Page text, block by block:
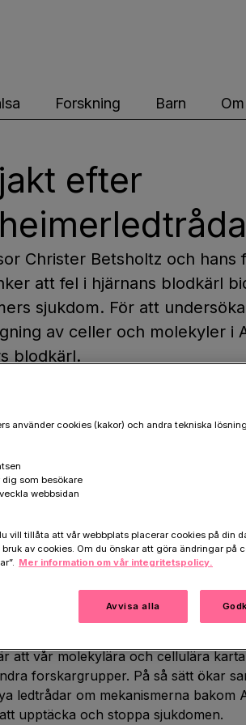
Forskning Barn
efter
Christer Betsholtz och hans
att fel i hjärnans blodkärl
sjukdom. För att
av celler och molekyler i
blodkärl.
blodkärlssystem transporterar förstås
men det bidrar också till att föra bort
så kallade blod-hjärnbarriären
in i hjärnan. En störning i detta
hypotes är att fel i
sjukdom. För att undersöka
av celler och molekyler i
skapa en karta som kan jämföras
Vi arbetar nu hårt med att
att vår molekylära och cellulära
forskargrupper. På så sätt ökar
ledtrådar om mekanismerna bakom
upptäcka och stoppa sjukdomen.
använder cookies (kakor) och andra tekniska
som besökare
webbsidan
vill tillåta att vår webbplats placerar cookies på din
av cookies. Om du önskar att göra ändringar på
Mer information om vår integritetspolicy.
Avvisa alla